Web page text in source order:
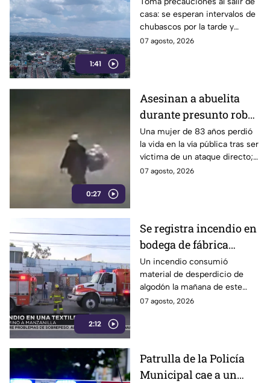
1:41
temperaturas y
probabilidad de lluvias
casa: se esperan intervalos de
chubascos por la tarde y
ambiente fresco en la zona
07 agosto, 2026
0:27
Asesinan a abuelita
durante presunto robo
en la colonia 21 de
Marzo, en Amozoc
Una mujer de 83 años perdió
la vida en la vía pública tras ser
víctima de un ataque directo;
la Fiscalía investiga los hechos.
07 agosto, 2026
2:12
Se registra incendio en
bodega de fábrica
textilera en el Camino
Real a Manzanilla,
Puebla
Un incendio consumió
material de desperdicio de
algodón la mañana de este
viernes cerca del Bulevar 18 de
07 agosto, 2026
Patrulla de la Policía
Municipal cae a un